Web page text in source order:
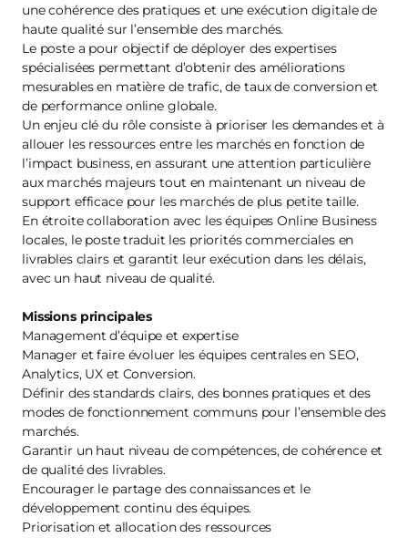
une cohérence des pratiques et une exécution digitale de
haute qualité sur l’ensemble des marchés.
Le poste a pour objectif de déployer des expertises
spécialisées permettant d’obtenir des améliorations
mesurables en matière de trafic, de taux de conversion et
de performance online globale.
Un enjeu clé du rôle consiste à prioriser les demandes et à
allouer les ressources entre les marchés en fonction de
l’impact business, en assurant une attention particulière
aux marchés majeurs tout en maintenant un niveau de
support efficace pour les marchés de plus petite taille.
En étroite collaboration avec les équipes Online Business
locales, le poste traduit les priorités commerciales en
livrables clairs et garantit leur exécution dans les délais,
avec un haut niveau de qualité.
Missions principales
Management d’équipe et expertise
Manager et faire évoluer les équipes centrales en SEO,
Analytics, UX et Conversion.
Définir des standards clairs, des bonnes pratiques et des
modes de fonctionnement communs pour l’ensemble des
marchés.
Garantir un haut niveau de compétences, de cohérence et
de qualité des livrables.
Encourager le partage des connaissances et le
développement continu des équipes.
Priorisation et allocation des ressources